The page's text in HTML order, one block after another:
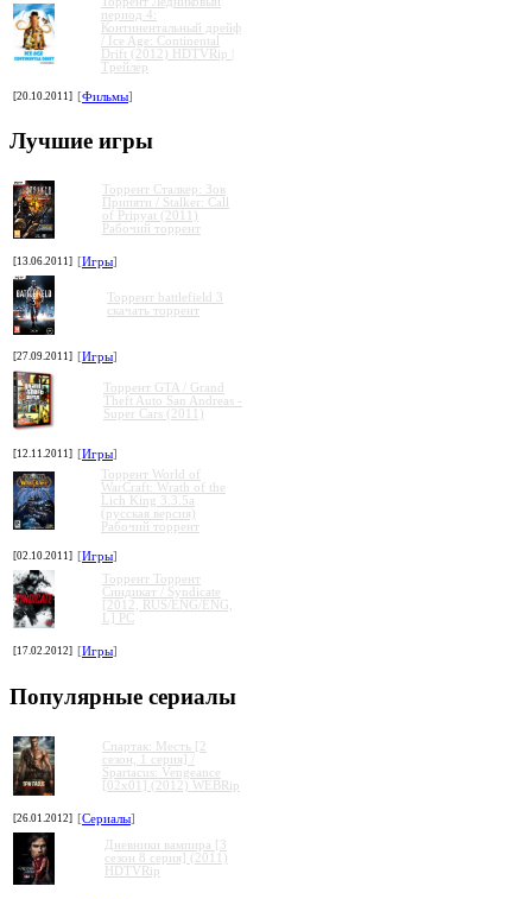
период 4:
Континентальный дрейф
/ Ice Age: Continental
Drift (2012) HDTVRip |
Трейлер
[20.10.2011] [Фильмы]
Лучшие игры
Торрент Сталкер: Зов
Припяти / Stalker: Call
of Pripyat (2011)
Рабочий торрент
[13.06.2011] [Игры]
Торрент battlefield 3
скачать торрент
[27.09.2011] [Игры]
Торрент GTA / Grand
Theft Auto San Andreas -
Super Cars (2011)
[12.11.2011] [Игры]
Торрент World of
WarCraft: Wrath of the
Lich King 3.3.5a
(русская версия)
Рабочий торрент
[02.10.2011] [Игры]
Торрент Торрент
Cиндикат / Syndicate
[2012, RUS/ENG/ENG,
L] PC
[17.02.2012] [Игры]
Популярные сериалы
Спартак: Месть [2
сезон, 1 серия] /
Spartacus: Vengeance
[02x01] (2012) WEBRip
[26.01.2012] [Сериалы]
Дневники вампира [3
сезон 8 серия] (2011)
HDTVRip